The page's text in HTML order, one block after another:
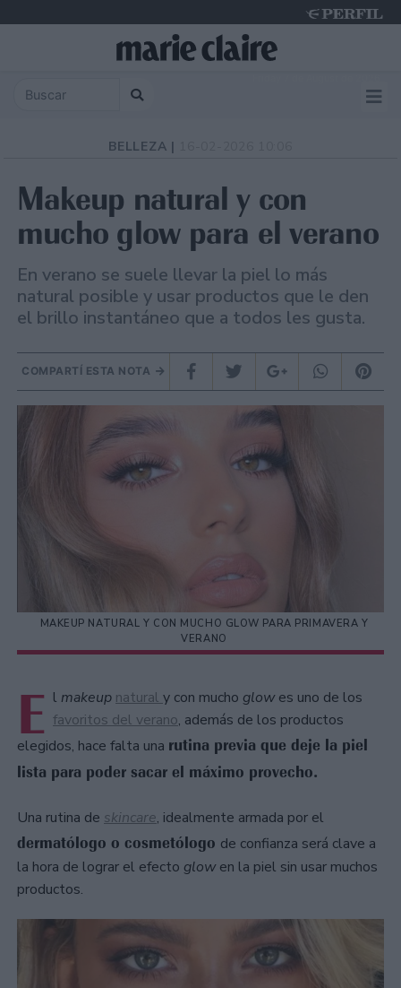
BELLEZA |
Makeup natural y con
mucho glow para el verano
En verano se suele llevar la piel lo más
natural posible y usar productos que le den
el brillo instantáneo que a todos les gusta.
COMPARTÍ ESTA NOTA
MAKEUP NATURAL Y CON MUCHO GLOW PARA PRIMAVERA Y
VERANO
E l makeup natural y con mucho glowes uno de los
favoritos del verano, además de los productos
elegidos, hace falta una rutina previa que deje la piel
lista para poder sacar el máximo provecho.
Una rutina de skincare, idealmente armada por el
dermatólogo o cosmetólogo de confianza será clave a
la hora de lograr el efecto glowen la piel sin usar muchos
productos.